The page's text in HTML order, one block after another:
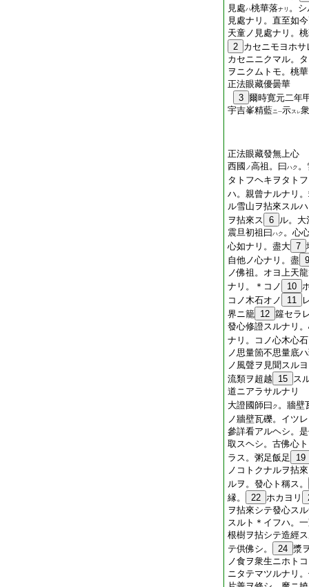
見處ハ桃華落ナリ 。
見處ナリ。直至如
天童ノ見處ナリ。
2 カセニモヨホ
カセニニクマル。
ヲニクムトモ。桃
正法眼藏優曇華
3 爾時寛元二年
宇吉峯精藍ニ一示ス レ衆
正法眼藏發無上心
西國 ノ高祖。曰ハク 。
タトフヘキヲタト
ハ。親曾ナルナリ
ル雪山ヲ拈來スル
ヲ拈來ス 6 ル。大
震旦初祖曰ハク 。心
心如ナリ。盡大 7
自他ノ心ナリ。盡 9
ノ佛祖。オヨ上天
ナリ。＊コノ
10
コノ木石オノ
11
界ニ籠 12 籮セラ
發心修證スルナリ
ナリ。コノ心木心
ノ思量箇不思量底
ノ風聲ヲ見聞スル
流類ヲ超越
15 ス
道ニアラサルナリ
大證國師曰 ク 。牆壁
ノ牆壁瓦礫。イツ
參詳看アルヘシ。
取スヘシ。古佛心
ラス。粥足飯足
19
ノコトクナルヲ拈
ルヲ。發心ト稱ス。
縁。
22 ホカヨリ
ヲ拈來シテ發心ス
スルト＊イフハ。
根樹ヲ拈シテ造經
テ供佛シ。
24 漿
ノ食ヲ衆生ニホト
ニタテマツルナリ